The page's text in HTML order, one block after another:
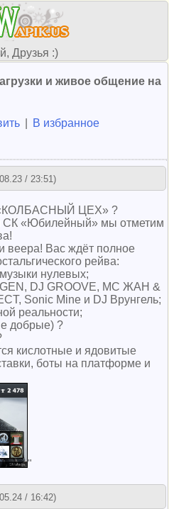
Друзья :)
и живое общение на
В избранное
/ 23:51)
«КОЛБАСНЫЙ ЦЕХ» ?
СК «Юбилейный» мы отметим
и веера! Вас ждёт полное
рейва:
нулевых;
DJ GROOVE, МС ЖАН &
Sonic Mine и DJ Врунгель;
реальности;
добрые) ?
кислотные и ядовитые
боты на платформе и
/ 16:42)